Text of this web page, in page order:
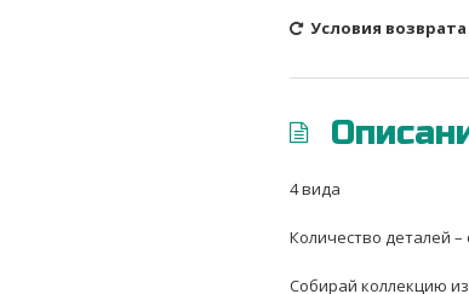
Условия
4 вида
Количество деталей –
Собирай коллекцию